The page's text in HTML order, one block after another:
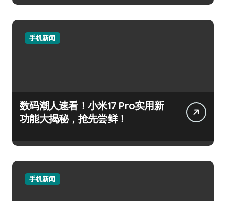
手机新闻
数码潮人速看！小米17 Pro实用新
功能大揭秘，抢先尝鲜！
手机新闻